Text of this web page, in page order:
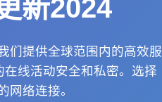
新2024
们提供全球范围内的高效服
线活动安全和私密。选择
络连接。